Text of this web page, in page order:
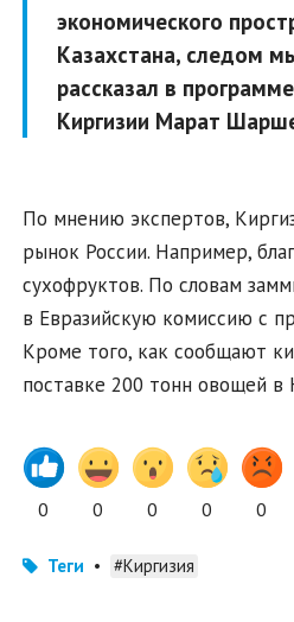
экономического
Казахстана, следом
рассказал в программе
Киргизии Марат
По мнению экспертов,
рынок России. Например,
сухофруктов. По словам
в Евразийскую комиссию с
Кроме того, как сообщают
поставке 200 тонн овощей
0 0 0 0 0
Теги • #Киргизия